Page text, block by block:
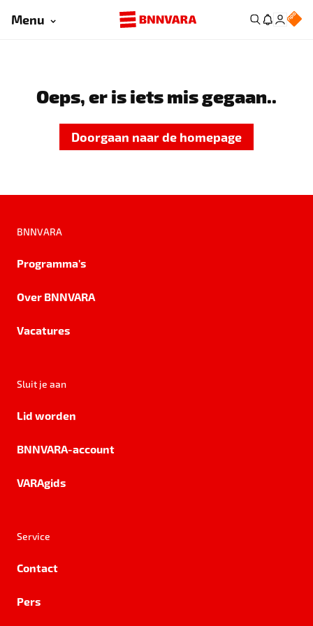
Menu
Oeps, er is iets mis gegaan..
Doorgaan naar de homepage
BNNVARA
Programma's
Over BNNVARA
Vacatures
Sluit je aan
Lid worden
BNNVARA-account
VARAgids
Service
Contact
Pers